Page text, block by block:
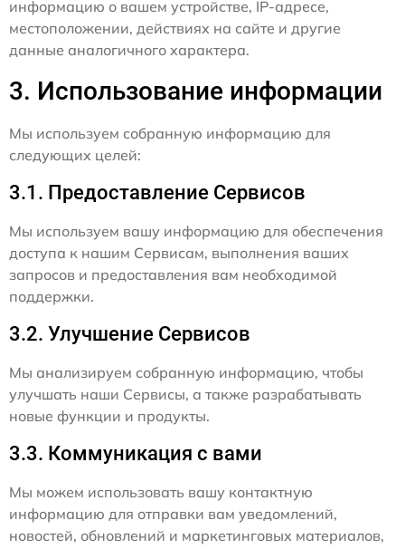
информацию о вашем устройстве, IP-адресе,
местоположении, действиях на сайте и другие
данные аналогичного характера.
3. Использование информации
Мы используем собранную информацию для
следующих целей:
3.1. Предоставление Сервисов
Мы используем вашу информацию для обеспечения
доступа к нашим Сервисам, выполнения ваших
запросов и предоставления вам необходимой
поддержки.
3.2. Улучшение Сервисов
Мы анализируем собранную информацию, чтобы
улучшать наши Сервисы, а также разрабатывать
новые функции и продукты.
3.3. Коммуникация с вами
Мы можем использовать вашу контактную
информацию для отправки вам уведомлений,
новостей, обновлений и маркетинговых материалов,